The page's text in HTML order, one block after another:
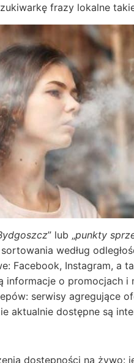
frazy lokalne
” lub „punkty
według
Facebook, Instagram, a
informacje o promocjach i
serwisy agregujące
aktualnie dostępne są
dostępności na żywo: